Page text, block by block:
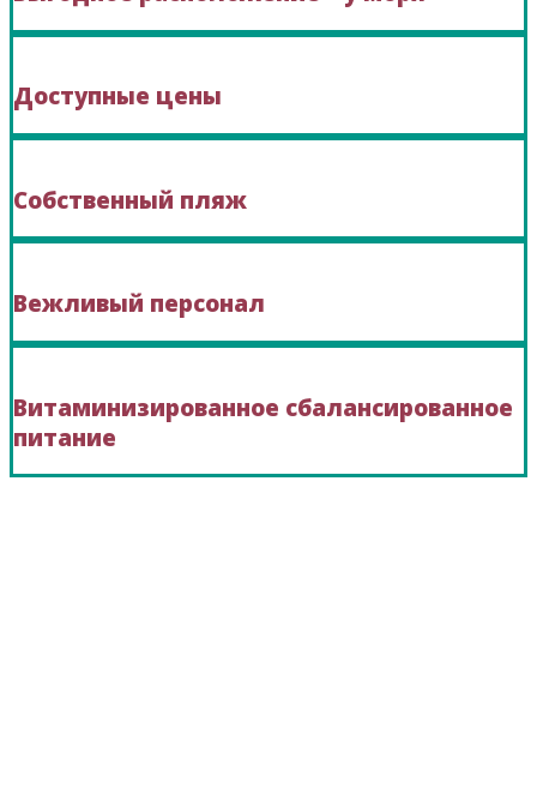
Доступные цены
Собственный пляж
Вежливый персонал
Витаминизированное сбалансированное
питание